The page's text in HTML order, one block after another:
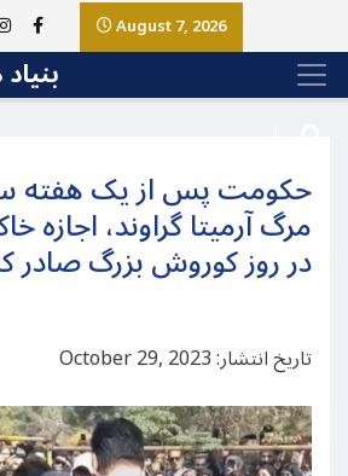
August 7, 2026
حکومت پس از یک هفته
مرگ آرمیتا گراوند، اجازه
در روز کوروش بزرگ صادر
تاریخ انتشار: October 29, 2023